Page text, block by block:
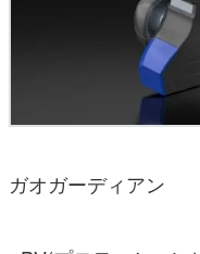
ガオガーディアン
■PV(プロモーション
獣戦隊ガオレンジャ